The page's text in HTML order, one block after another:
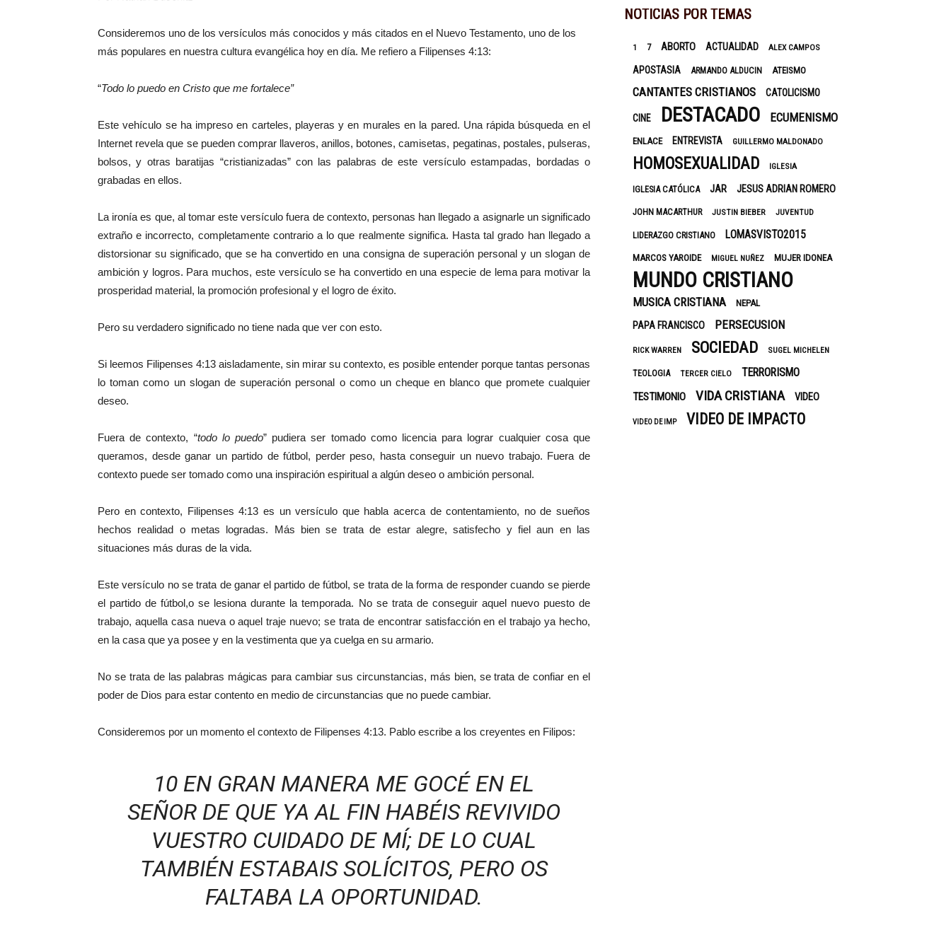
Consideremos uno de los versículos más conocidos y más citados en el Nuevo Testamento, uno de los
más populares en nuestra cultura evangélica hoy en día. Me refiero a Filipenses 4:13:
“Todo lo puedo en Cristo que me fortalece”
Este vehículo se ha impreso en carteles, playeras y en murales en la pared. Una rápida búsqueda en el
Internet revela que se pueden comprar llaveros, anillos, botones, camisetas, pegatinas, postales, pulseras,
bolsos, y otras baratijas “cristianizadas” con las palabras de este versículo estampadas, bordadas o
grabadas en ellos.
La ironía es que, al tomar este versículo fuera de contexto, personas han llegado a asignarle un significado
extraño e incorrecto, completamente contrario a lo que realmente significa. Hasta tal grado han llegado a
distorsionar su significado, que se ha convertido en una consigna de superación personal y un slogan de
ambición y logros. Para muchos, este versículo se ha convertido en una especie de lema para motivar la
prosperidad material, la promoción profesional y el logro de éxito.
Pero su verdadero significado no tiene nada que ver con esto.
Si leemos Filipenses 4:13 aisladamente, sin mirar su contexto, es posible entender porque tantas personas
lo toman como un slogan de superación personal o como un cheque en blanco que promete cualquier
deseo.
Fuera de contexto, “todo lo puedo” pudiera ser tomado como licencia para lograr cualquier cosa que
queramos, desde ganar un partido de fútbol, perder peso, hasta conseguir un nuevo trabajo. Fuera de
contexto puede ser tomado como una inspiración espiritual a algún deseo o ambición personal.
Pero en contexto, Filipenses 4:13 es un versículo que habla acerca de contentamiento, no de sueños
hechos realidad o metas logradas. Más bien se trata de estar alegre, satisfecho y fiel aun en las
situaciones más duras de la vida.
Este versículo no se trata de ganar el partido de fútbol, se trata de la forma de responder cuando se pierde
el partido de fútbol,​​o se lesiona durante la temporada. No se trata de conseguir aquel nuevo puesto de
trabajo, aquella casa nueva o aquel traje nuevo; se trata de encontrar satisfacción en el trabajo ya hecho,
en la casa que ya posee y en la vestimenta que ya cuelga en su armario.
No se trata de las palabras mágicas para cambiar sus circunstancias, más bien, se trata de confiar en el
poder de Dios para estar contento en medio de circunstancias que no puede cambiar.
Consideremos por un momento el contexto de Filipenses 4:13. Pablo escribe a los creyentes en Filipos:
10 EN GRAN MANERA ME GOCÉ EN EL
SEÑOR DE QUE YA AL FIN HABÉIS REVIVIDO
VUESTRO CUIDADO DE MÍ; DE LO CUAL
TAMBIÉN ESTABAIS SOLÍCITOS, PERO OS
FALTABA LA OPORTUNIDAD.
NOTICIAS POR TEMAS
1 7 ABORTO ACTUALIDAD ALEX CAMPOS
APOSTASIA ARMANDO ALDUCIN ATEISMO
CANTANTES CRISTIANOS CATOLICISMO
CINE DESTACADO ECUMENISMO
ENLACE ENTREVISTA GUILLERMO MALDONADO
HOMOSEXUALIDAD IGLESIA
IGLESIA CATÓLICA JAR JESUS ADRIAN ROMERO
JOHN MACARTHUR JUSTIN BIEBER JUVENTUD
LIDERAZGO CRISTIANO LOMASVISTO2015
MARCOS YAROIDE MIGUEL NUÑEZ MUJER IDONEA
MUNDO CRISTIANO
MUSICA CRISTIANA NEPAL
PAPA FRANCISCO PERSECUSION
RICK WARREN SOCIEDAD SUGEL MICHELEN
TEOLOGIA TERCER CIELO TERRORISMO
TESTIMONIO VIDA CRISTIANA VIDEO
VIDEO DE IMP VIDEO DE IMPACTO